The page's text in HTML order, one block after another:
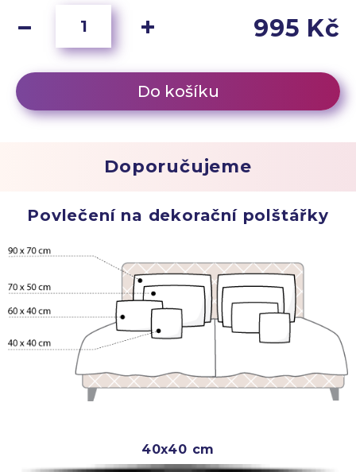
995 Kč
Do košíku
Doporučujeme
Povlečení na dekorační polštářky
40x40 cm